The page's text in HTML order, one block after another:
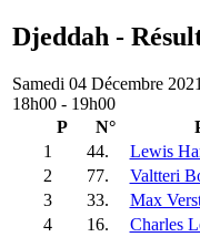
Djeddah -
Samedi 04 Décembre 2021
18h00 - 19h00
P
N°
1
44. Lewis
2
77. Valtteri
3
33. Max
4
16. Charles